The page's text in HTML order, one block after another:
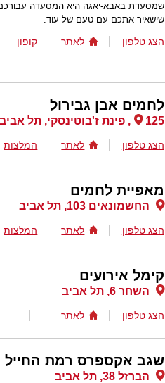
שמסעדת באבא-יאגה היא המסעדה
שישאיר אתכם עם טעם של עוד.
הצג טלפון לאתר קופון
לחמים אבן גבירול
125, פינת ז'בוטינסקי, תל אביב
הצג טלפון לאתר המלצות
מאפיית לחמים
החשמונאים 103, תל אביב
הצג טלפון לאתר המלצות
קימל אירועים
השחר 6, תל אביב
הצג טלפון לאתר
שגב אקספרס רמת החייל
הברזל 38, תל אביב